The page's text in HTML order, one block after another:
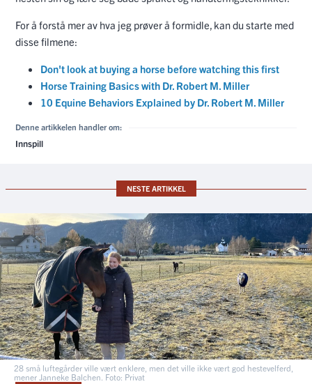
For å forstå mer av hva jeg prøver å formidle, kan du starte med
disse filmene:
Don't look at buying a horse before watching this first
Horse Training Basics with Dr. Robert M. Miller
10 Equine Behaviors Explained by Dr. Robert M. Miller
Denne artikkelen handler om:
Innspill
NESTE ARTIKKEL
28 små luftegårder ville vært enklere, men det ville ikke vært god hestevelferd,
mener Janneke Balchen. Foto: Privat